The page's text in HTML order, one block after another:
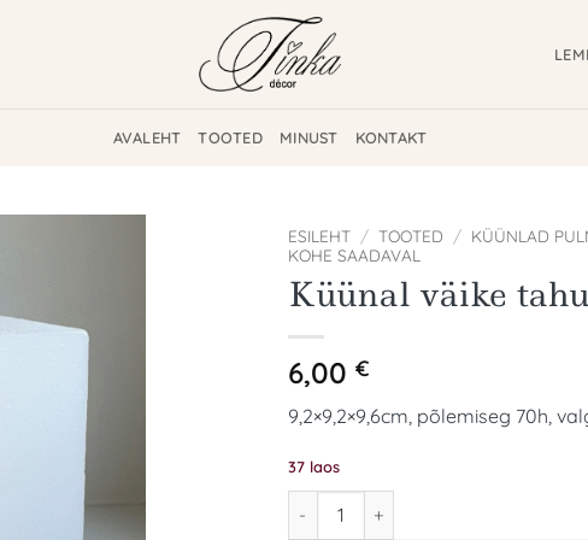
AVALEHT TOOTED MINUST KONTAKT
wishlist
ESILEHT / TOOTED / KÜÜNLAD
KOHE SAADAVAL
Küünal väike
6,00 €
9,2×9,2×9,6cm, põlemiseg 70h,
37 laos
Küünal väike tahukas kogus